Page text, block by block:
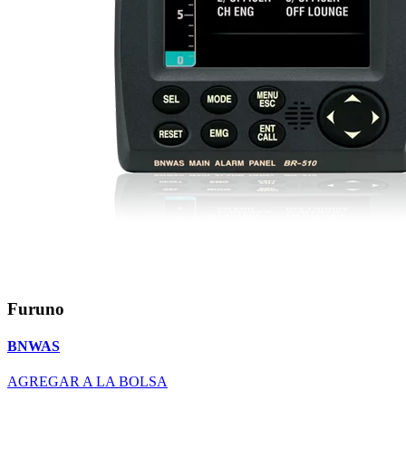
Furuno
BNWAS
AGREGAR A LA BOLSA